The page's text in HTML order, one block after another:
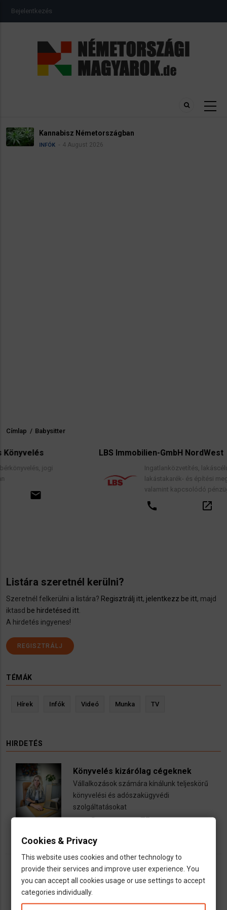
USER
ACCOUNT
Bejelentkezés
Kannabisz Németországban
INFÓK 4 August 2026
Morzsa
Címlap / Babysitter
jogi
LBS Immobilien-GmbH NordWest
Ingatlanközvetítés, lakáscélú
lakástakarék- és építési megtakarítási
valamint kapcsolódó pénzügyi
Listára szeretnél kerülni?
Szeretnél felkerülni a listára? Regisztrálj itt, jelentkezz be itt, majd
iktasd be hirdetésed itt
A hirdetés ingyenes!
REGISZTRÁLJ
TÉMÁK
Hírek Infók Videó Munka TV
HIRDETÉS
Könyvelés kizárólag cégeknek
Vállalkozások számára kínálunk teljeskörű
könyvelési és adószakügyvédi
szolgáltatásokat
call open_in_new email
Cookies & Privacy
This website uses cookies and other technology to
provide their services and improve user experience. You
you can accept all cookies usage or use settings to accept
categories individually.